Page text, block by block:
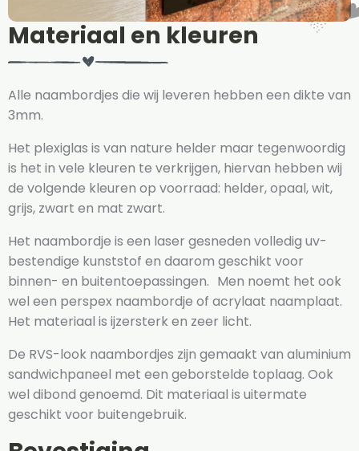
Materiaal en kleuren
Alle naambordjes die wij leveren hebben een dikte van
3mm.
Het plexiglas is van nature helder maar tegenwoordig
is het in vele kleuren te verkrijgen, hiervan hebben wij
de volgende kleuren op voorraad: helder, opaal, wit,
grijs, zwart en mat zwart.
Het naambordje is een laser gesneden volledig uv-
bestendige kunststof en daarom geschikt voor
binnen- en buitentoepassingen. Men noemt het ook
wel een perspex naambordje of acrylaat naamplaat.
Het materiaal is ijzersterk en zeer licht.
De RVS-look naambordjes zijn gemaakt van aluminium
sandwichpaneel met een geborstelde toplaag. Ook
wel dibond genoemd. Dit materiaal is uitermate
geschikt voor buitengebruik.